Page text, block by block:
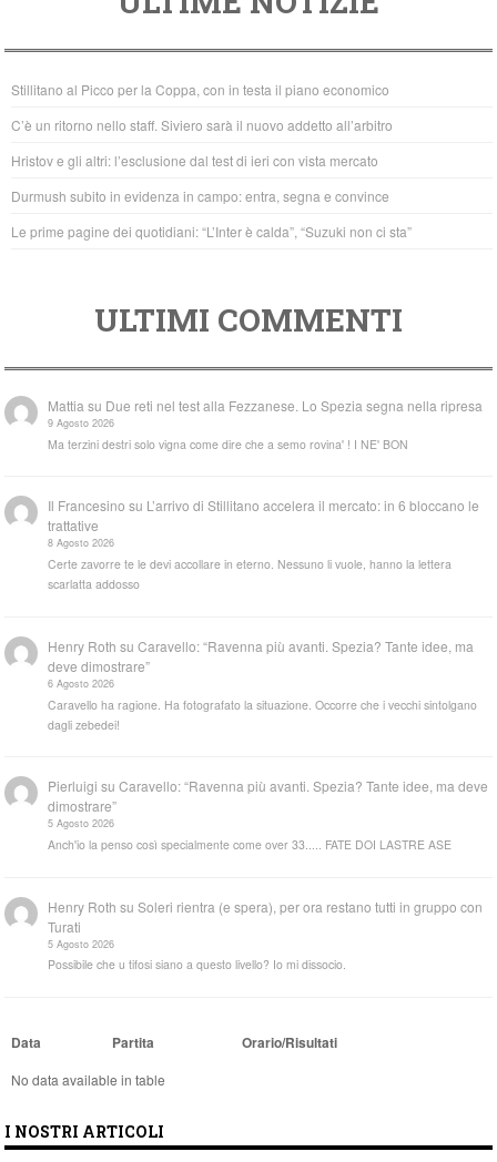
e
b
o
o
k
er s
A
p
p
Stillitano al Picco per la Coppa, con in testa il piano economico
C’è un ritorno nello staff. Siviero sarà il nuovo addetto all’arbitro
Hristov e gli altri: l’esclusione dal test di ieri con vista mercato
Durmush subito in evidenza in campo: entra, segna e convince
Le prime pagine dei quotidiani: “L’Inter è calda”, “Suzuki non ci sta”
ULTIMI COMMENTI
Mattia su Due reti nel test alla Fezzanese. Lo Spezia segna nella ripresa
9 Agosto 2026
Ma terzini destri solo vigna come dire che a semo rovina' ! I NE' BON
Il Francesino su L’arrivo di Stillitano accelera il mercato: in 6 bloccano le
trattative
8 Agosto 2026
Certe zavorre te le devi accollare in eterno. Nessuno li vuole, hanno la lettera
scarlatta addosso
Henry Roth suCaravello: “Ravenna più avanti. Spezia? Tante idee, ma
deve dimostrare”
6 Agosto 2026
Caravello ha ragione. Ha fotografato la situazione. Occorre che i vecchi sintolgano
dagli zebedei!
Pierluigi suCaravello: “Ravenna più avanti. Spezia? Tante idee, ma deve
dimostrare”
5 Agosto 2026
Anch'io la penso così specialmente come over 33..... FATE DOI LASTRE ASE
Henry Roth suSoleri rientra (e spera), per ora restano tutti in gruppo con
Turati
5 Agosto 2026
Possibile che u tifosi siano a questo livello? Io mi dissocio.
Data Partita Orario/Risultati
No data available in table
I NOSTRI ARTICOLI